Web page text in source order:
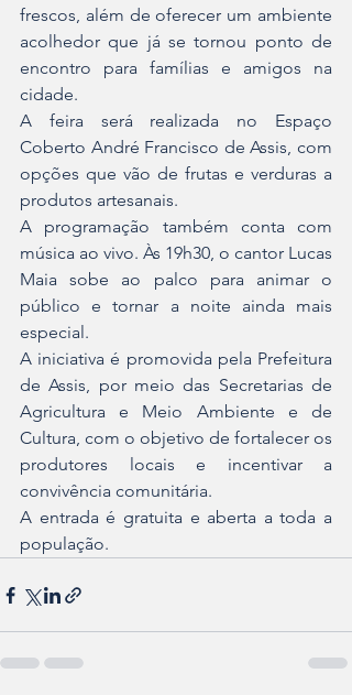
frescos, além de oferecer um ambiente
acolhedor que já se tornou ponto de
encontro para famílias e amigos na
cidade.
A feira será realizada no Espaço
Coberto André Francisco de Assis, com
opções que vão de frutas e verduras a
produtos artesanais.
A programação também conta com
música ao vivo. Às 19h30, o cantor Lucas
Maia sobe ao palco para animar o
público e tornar a noite ainda mais
especial.
A iniciativa é promovida pela Prefeitura
de Assis, por meio das Secretarias de
Agricultura e Meio Ambiente e de
Cultura, com o objetivo de fortalecer os
produtores locais e incentivar a
convivência comunitária.
A entrada é gratuita e aberta a toda a
população.